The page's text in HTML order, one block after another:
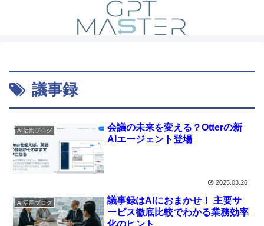
議事録
AI活用ブログ
会議の未来を変える？Otterの新
AIエージェント登場
2025.03.26
AI活用ブログ
議事録はAIにおまかせ！ 主要サ
ービス徹底比較でわかる業務効率
化のヒント